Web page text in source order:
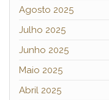
Agosto 2025
Julho 2025
Junho 2025
Maio 2025
Abril 2025